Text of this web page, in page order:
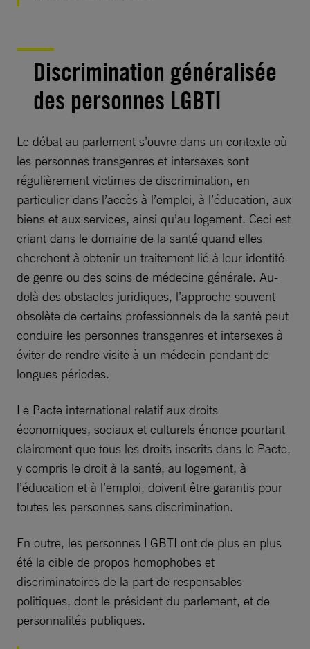
Discrimination généralisée
des personnes LGBTI
Le débat au parlement s’ouvre dans un contexte où
les personnes transgenres et intersexes sont
régulièrement victimes de discrimination, en
particulier dans l’accès à l’emploi, à l’éducation, aux
biens et aux services, ainsi qu’au logement. Ceci est
criant dans le domaine de la santé quand elles
cherchent à obtenir un traitement lié à leur identité
de genre ou des soins de médecine générale. Au-
delà des obstacles juridiques, l’approche souvent
obsolète de certains professionnels de la santé peut
conduire les personnes transgenres et intersexes à
éviter de rendre visite à un médecin pendant de
longues périodes.
Le Pacte international relatif aux droits
économiques, sociaux et culturels énonce pourtant
clairement que tous les droits inscrits dans le Pacte,
y compris le droit à la santé, au logement, à
l’éducation et à l’emploi, doivent être garantis pour
toutes les personnes sans discrimination.
En outre, les personnes LGBTI ont de plus en plus
été la cible de propos homophobes et
discriminatoires de la part de responsables
politiques, dont le président du parlement, et de
personnalités publiques.